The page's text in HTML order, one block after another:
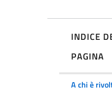
INDICE
PAGINA
A chi è